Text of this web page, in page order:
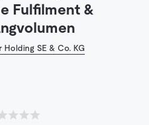
Fulfilment &
SE & Co. KG